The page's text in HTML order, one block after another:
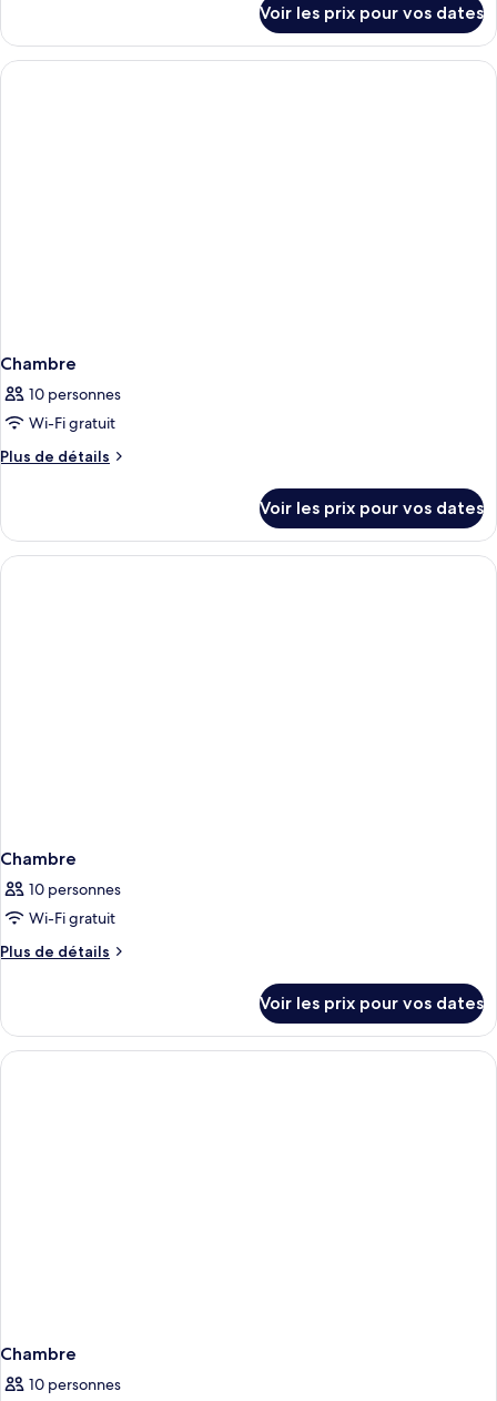
vue
mer
le
type
de
Voir les prix pour vos dates
Chambre
10 personnes
Wi-Fi gratuit
Plus de détails
Plus
le
type
de
Voir les prix pour vos dates
Chambre
10 personnes
Wi-Fi gratuit
Plus de détails
Plus
le
type
de
Voir les prix pour vos dates
Chambre
10 personnes